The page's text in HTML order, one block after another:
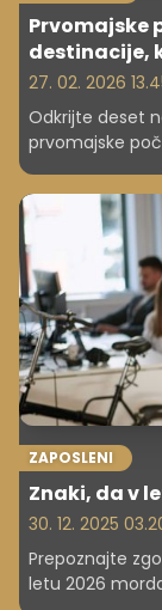
Prvomajske
destinacije,
27. 02. 2026
Odkrijte deset
prvomajske
odličnim
ZAPOSLENI
Znaki, da v
30. 12. 2025
Prepoznajte
letu 2026